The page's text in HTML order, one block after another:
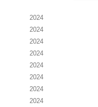
2024
2024
2024
2024
2024
2024
2024
2024